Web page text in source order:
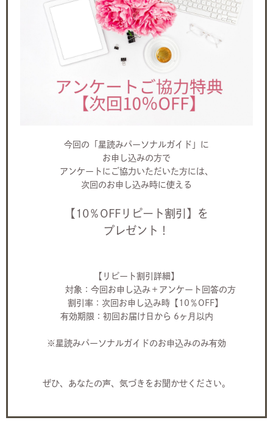
今回の「星読みパーソナルガイド」に
お申し込みの方で
アンケートにご協力いただいた方には、
次回のお申し込み時に使える
【10％OFFリピート割引】を
プレゼント！
【リピート割引詳細】
対象：今回お申し込み＋アンケート回答の方
割引率：次回お申し込み時【10％OFF】
有効期限：初回お届け日から 6ヶ月以内
※星読みパーソナルガイドのお申込みのみ有効
ぜひ、あなたの声、気づきをお聞かせください。